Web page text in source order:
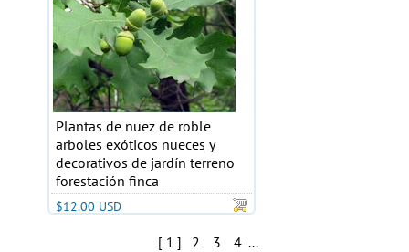
Plantas de nuez de roble
arboles exóticos nueces y
decorativos de jardín terreno
forestación finca
$12.00 USD
[ 1 ] 2 3 4 ...